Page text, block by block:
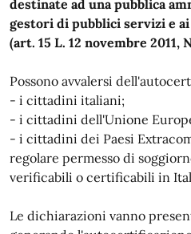
destinate ad una pubblica
gestori di pubblici servizi e
(art. 15 L. 12 novembre 2011,
Possono avvalersi
- i cittadini italiani;
- i cittadini dell'Unione
- i cittadini dei Paesi
regolare permesso di
verificabili o certificabili in
Le dichiarazioni vanno